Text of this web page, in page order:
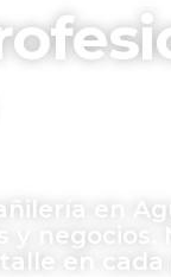
en
y
en cada